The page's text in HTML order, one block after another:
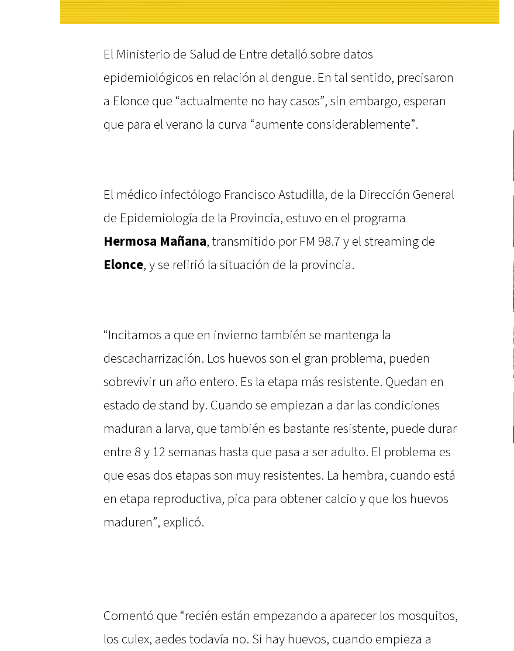
El Ministerio de Salud de Entre detalló sobre datos
epidemiológicos en relación al dengue. En tal sentido, precisaron
a Elonce que “actualmente no hay casos”, sin embargo, esperan
que para el verano la curva “aumente considerablemente”.
El médico infectólogo Francisco Astudilla, de la Dirección General
de Epidemiología de la Provincia, estuvo en el programa
Hermosa Mañana, transmitido por FM 98.7 y el streaming de
Elonce, y se refirió la situación de la provincia.
“Incitamos a que en invierno también se mantenga la
descacharrización. Los huevos son el gran problema, pueden
sobrevivir un año entero. Es la etapa más resistente. Quedan en
estado de stand by. Cuando se empiezan a dar las condiciones
maduran a larva, que también es bastante resistente, puede durar
entre 8 y 12 semanas hasta que pasa a ser adulto. El problema es
que esas dos etapas son muy resistentes. La hembra, cuando está
en etapa reproductiva, pica para obtener calcio y que los huevos
maduren”, explicó.
Comentó que “recién están empezando a aparecer los mosquitos,
los culex, aedes todavía no. Si hay huevos, cuando empieza a